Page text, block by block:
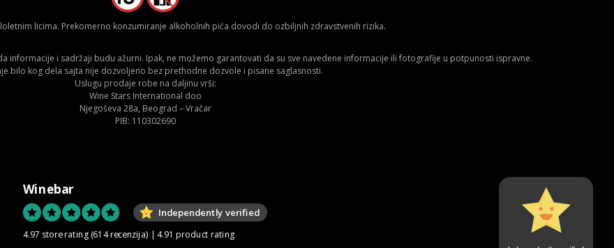
licima. Prekomerno konzumiranje alkoholnih pića dovodi do ozbiljnih zdravstvenih rizika.
informacije i sadržaji budu ažurni. Ipak, ne možemo garantovati da su sve navedene informacije ili fotografije u potpunosti ispravne.
bilo kog dela sajta nije dozvoljeno bez prethodne dozvole i pisane saglasnosti.
Uslugu prodaje robe na daljinu vrši:
Wine Stars International doo
Njegoševa 28a, Beograd – Vračar
PIB: 110302690
Winebar
Independently verified
4.97 store rating (614 recenzija) | 4.91 product rating